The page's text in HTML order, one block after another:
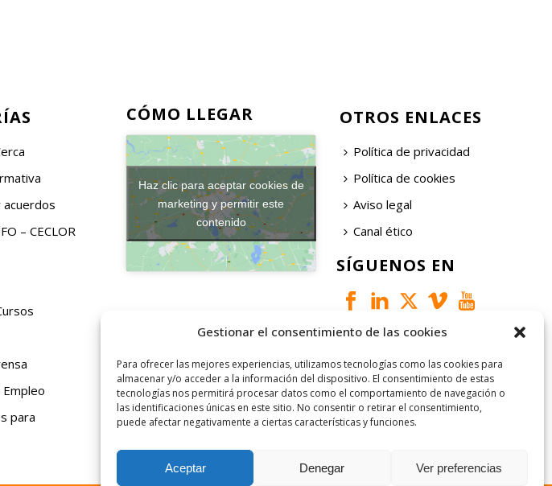
Gestionar el consentimiento de las cookies
Para ofrecer las mejores experiencias, utilizamos tecnologías como las cookies para
almacenar y/o acceder a la información del dispositivo. El consentimiento de estas
tecnologías nos permitirá procesar datos como el comportamiento de navegación o
las identificaciones únicas en este sitio. No consentir o retirar el consentimiento,
puede afectar negativamente a ciertas características y funciones.
Aceptar Denegar Ver preferencias
acuerdos
– CECLOR
para
CÓMO LLEGAR
Haz clic para aceptar cookies de
marketing y permitir este
contenido
OTROS ENLACES
Política de privacidad
Política de cookies
Aviso legal
Canal ético
SÍGUENOS EN